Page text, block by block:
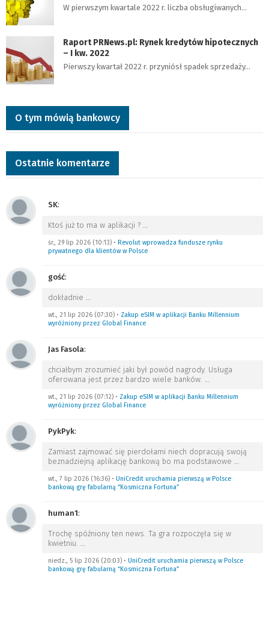
W pierwszym kwartale 2022 r. liczba obsługiwanych…
Raport PRNews.pl: Rynek kredytów hipotecznych
– I kw. 2022
Pierwszy kwartał 2022 r. przyniósł spadek sprzedaży…
O tym mówią bankowcy
Ostatnie komentarze
SK:
Ktoś już to ma w aplikacji ? …
śr., 29 lip 2026 (10:13) • Revolut wprowadza fundusze rynku
prywatnego dla klientów w Polsce
gość:
dokładnie …
wt., 21 lip 2026 (07:30) • Zakup eSIM w aplikacji Banku Millennium
wyróżniony przez Global Finance
Jas Fasola:
chciałbym zrozumieć jaki był powód nagrody. Usługa
oferowana jest przez bardzo wiele banków. …
wt., 21 lip 2026 (07:12) • Zakup eSIM w aplikacji Banku Millennium
wyróżniony przez Global Finance
PykPyk:
Zamiast zajmować się pierdołami niech dopracują swoją
beznadziejną aplikację bankową bo ma podstawowe …
wt., 7 lip 2026 (16:36) • UniCredit uruchamia pierwszą w Polsce
bankową grę fabularną “Kosmiczna Fortuna”
human1:
Trochę spóźniony ten news. Ta gra rozpoczęła się w
kwietniu. …
niedz., 5 lip 2026 (20:03) • UniCredit uruchamia pierwszą w Polsce
bankową grę fabularną “Kosmiczna Fortuna”